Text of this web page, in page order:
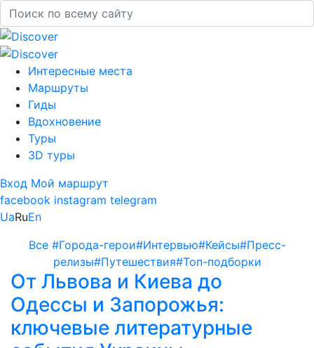
Интересные места
Маршруты
Гиды
Вдохновение
Туры
3D туры
Вход Мой маршрут
facebook instagram telegram
UaRuEn
Все #Города-герои#Интервью#Кейсы#Пресс-
релизы#Путешествия#Топ-подборки
От Львова и Киева до
Одессы и Запорожья:
ключевые литературные